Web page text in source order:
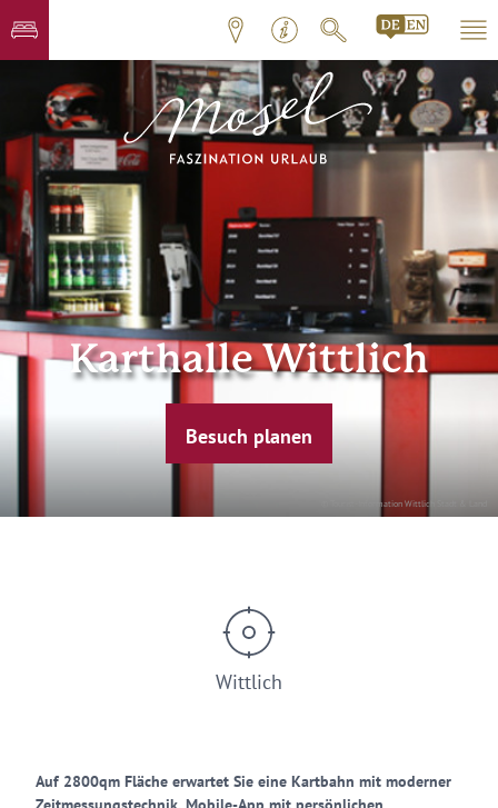
© Tourist-Information Wittlich Stadt & Land
Karthalle Wittlich
Besuch planen
Wittlich
Auf 2800qm Fläche erwartet Sie eine Kartbahn mit moderner